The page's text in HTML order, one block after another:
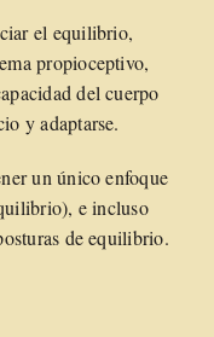
el equilibrio,
propioceptivo,
del cuerpo
y adaptarse.
un único enfoque
e incluso
de equilibrio.